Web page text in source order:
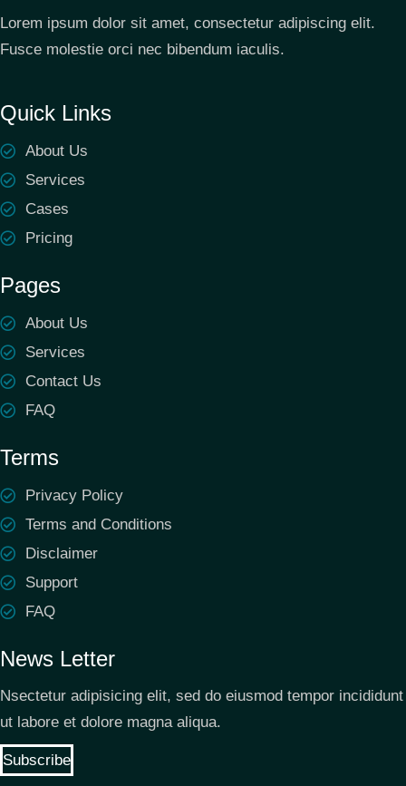
Lorem ipsum dolor sit amet, consectetur adipiscing elit.
Fusce molestie orci nec bibendum iaculis.
Quick Links
About Us
Services
Cases
Pricing
Pages
About Us
Services
Contact Us
FAQ
Terms
Privacy Policy
Terms and Conditions
Disclaimer
Support
FAQ
News Letter
Nsectetur adipisicing elit, sed do eiusmod tempor incididunt
ut labore et dolore magna aliqua.
Subscribe